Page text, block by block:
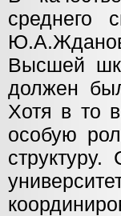
среднего
Высшей
должен
Хотя в то
особую